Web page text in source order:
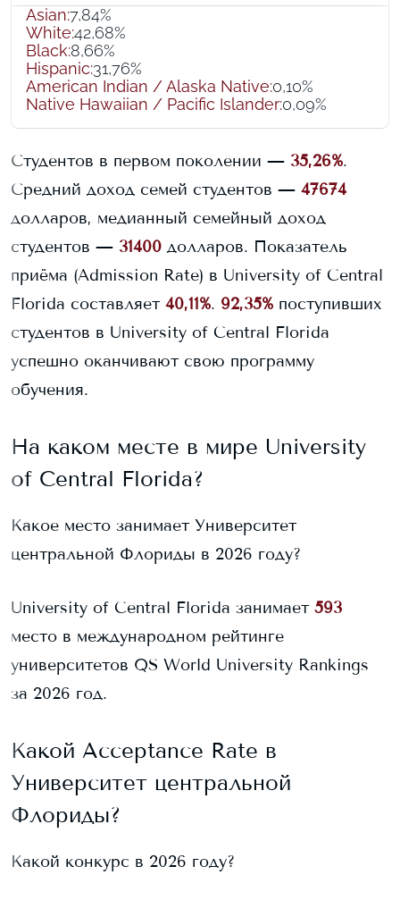
Asian:7,84%
White:42,68%
Black:8,66%
Hispanic:31,76%
American Indian / Alaska Native:0,10%
Native Hawaiian / Pacific Islander:0,09%
Студентов в первом поколении — 35,26%.
Средний доход семей студентов — 47674
долларов, медианный семейный доход
студентов — 31400 долларов. Показатель
приёма (Admission Rate) в University of Central
Florida составляет 40,11%. 92,35% поступивших
студентов в University of Central Florida
успешно оканчивают свою программу
обучения.
На каком месте в мире University
of Central Florida?
Какое место занимает Университет
центральной Флориды в 2026 году?
University of Central Florida занимает 593
место в международном рейтинге
университетов QS World University Rankings
за 2026 год.
Какой Acceptance Rate в
Университет центральной
Флориды?
Какой конкурс в 2026 году?